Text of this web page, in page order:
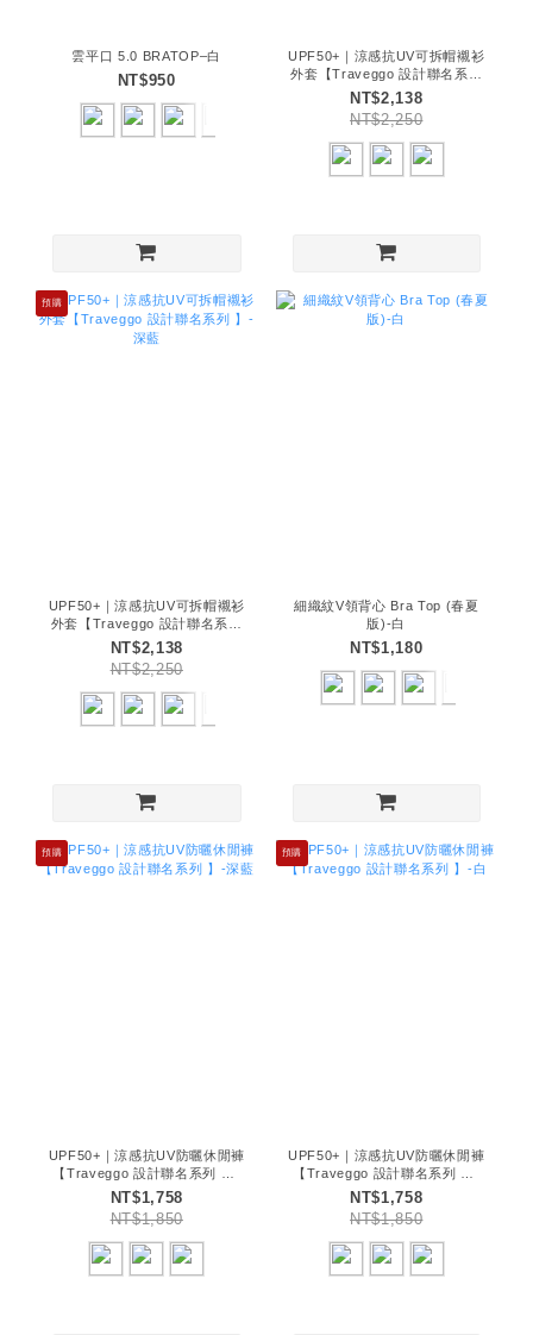
雲平口 5.0 BRATOP–白
NT$950
UPF50+｜涼感抗UV可拆帽襯衫
外套【Traveggo 設計聯名系列
】-白
NT$2,138
NT$2,250
預購
UPF50+｜涼感抗UV可拆帽襯衫
外套【Traveggo 設計聯名系列
】-深藍
NT$2,138
NT$2,250
細織紋V領背心 Bra Top (春夏
版)-白
NT$1,180
預購
UPF50+｜涼感抗UV防曬休閒褲
【Traveggo 設計聯名系列 】-
深藍
NT$1,758
NT$1,850
預購
UPF50+｜涼感抗UV防曬休閒褲
【Traveggo 設計聯名系列 】-
白
NT$1,758
NT$1,850